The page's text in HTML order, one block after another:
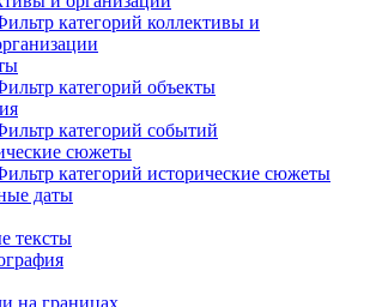
категорий коллективы и
категорий объекты
категорий событий
сюжеты
категорий исторические сюжеты
даты
тексты
на границах